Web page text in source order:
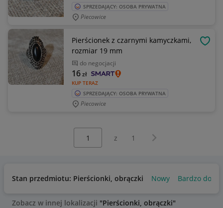
SPRZEDAJĄCY: OSOBA PRYWATNA
Piecowice
Pierścionek z czarnymi kamyczkami,
rozmiar 19 mm
do negocjacji
KUP TERAZ
16zł
SPRZEDAJĄCY: OSOBA PRYWATNA
Piecowice
z 1 Następna strona
Stan przedmiotu: Pierścionki, obrączki Nowy Bardzo dobry
Zobacz w innej lokalizacji "Pierścionki, obrączki"